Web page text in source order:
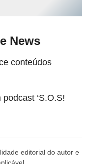
News
conteúdos
‘S.O.S!
editorial do autor e